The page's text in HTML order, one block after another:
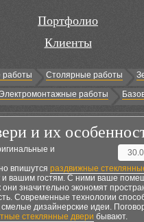
Портфолио
Клиенты
работы Столярные работы
Электромонтажные работы
и их
и
впишутся раздвижные
и вашим гостям. С ними ваше
они значительно экономят
Современные технологии
дизайнерские идеи.
стеклянные двери бывают.